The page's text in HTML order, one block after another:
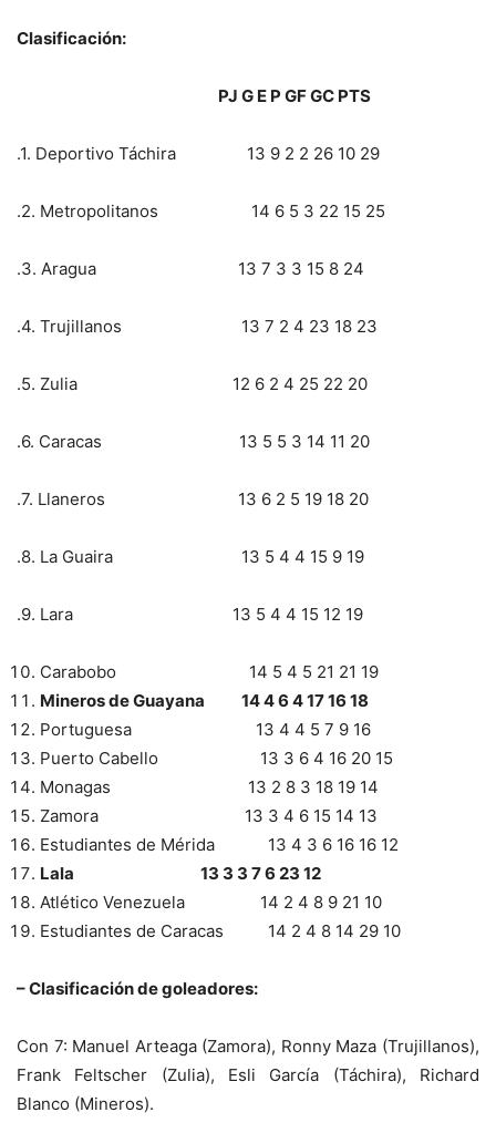
Clasificación:
PJ G E P GF GC PTS
.1. Deportivo Táchira 13 9 2 2 26 10 29
.2. Metropolitanos 14 6 5 3 22 15 25
.3. Aragua 13 7 3 3 15 8 24
.4. Trujillanos 13 7 2 4 23 18 23
.5. Zulia 12 6 2 4 25 22 20
.6. Caracas 13 5 5 3 14 11 20
.7. Llaneros 13 6 2 5 19 18 20
.8. La Guaira 13 5 4 4 15 9 19
.9. Lara 13 5 4 4 15 12 19
Carabobo 14 5 4 5 21 21 19
Mineros de Guayana 14 4 6 4 17 16 18
Portuguesa 13 4 4 5 7 9 16
Puerto Cabello 13 3 6 4 16 20 15
Monagas 13 2 8 3 18 19 14
Zamora 13 3 4 6 15 14 13
Estudiantes de Mérida 13 4 3 6 16 16 12
Lala 13 3 3 7 6 23 12
Atlético Venezuela 14 2 4 8 9 21 10
Estudiantes de Caracas 14 2 4 8 14 29 10
– Clasificación de goleadores:
Con 7: Manuel Arteaga (Zamora), Ronny Maza (Trujillanos),
Frank Feltscher (Zulia), Esli García (Táchira), Richard
Blanco (Mineros).